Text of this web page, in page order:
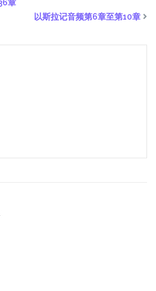
章
以斯拉记音频第6章至第10章